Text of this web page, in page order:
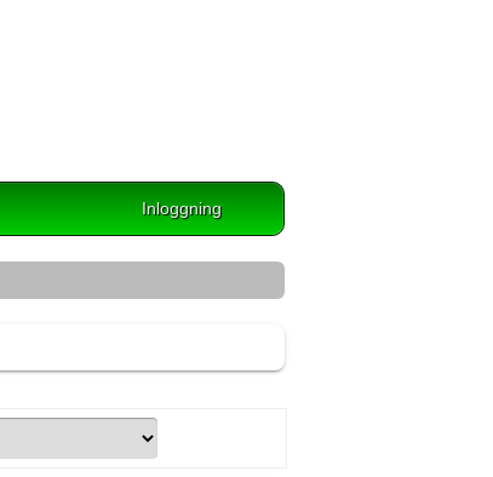
Inloggning